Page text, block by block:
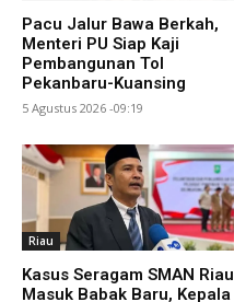
Pacu Jalur Bawa Berkah,
Menteri PU Siap Kaji
Pembangunan Tol
Pekanbaru-Kuansing
5 Agustus 2026 -09:19
Riau
Kasus Seragam SMAN Riau
Masuk Babak Baru, Kepala